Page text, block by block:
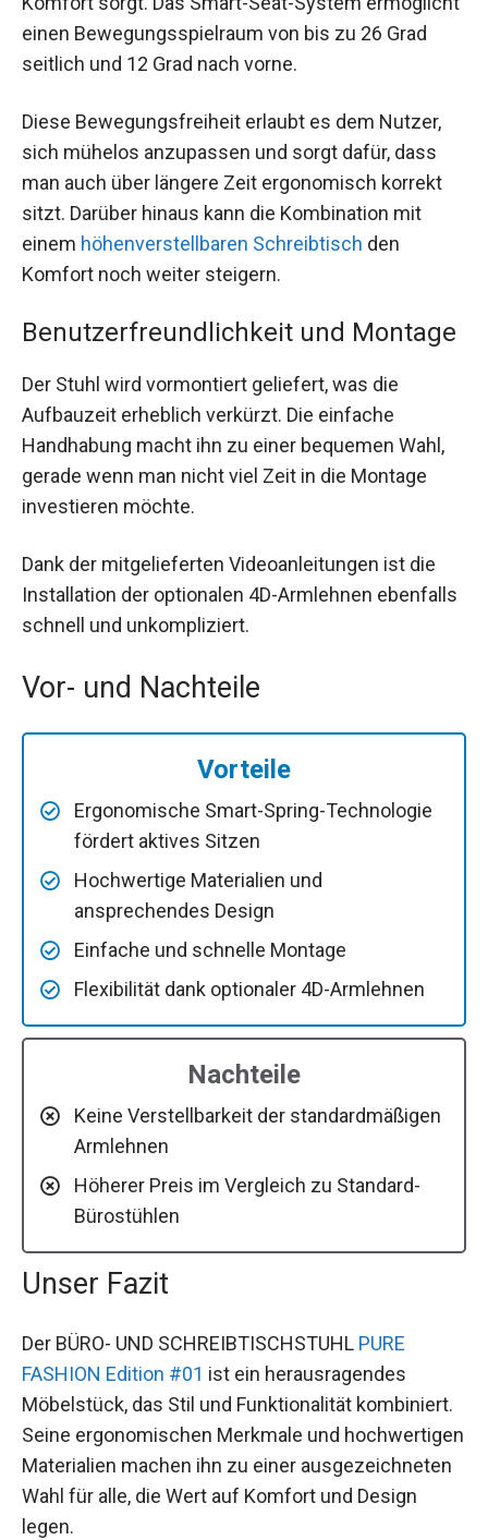
einen Bewegungsspielraum von bis zu 26 Grad
seitlich und 12 Grad nach vorne.
Diese Bewegungsfreiheit erlaubt es dem Nutzer,
sich mühelos anzupassen und sorgt dafür, dass
man auch über längere Zeit ergonomisch korrekt
sitzt. Darüber hinaus kann die Kombination mit
einem höhenverstellbaren Schreibtisch den
Komfort noch weiter steigern.
Benutzerfreundlichkeit und Montage
Der Stuhl wird vormontiert geliefert, was die
Aufbauzeit erheblich verkürzt. Die einfache
Handhabung macht ihn zu einer bequemen Wahl,
gerade wenn man nicht viel Zeit in die Montage
investieren möchte.
Dank der mitgelieferten Videoanleitungen ist die
Installation der optionalen 4D-Armlehnen ebenfalls
schnell und unkompliziert.
Vor- und Nachteile
Vorteile
Ergonomische Smart-Spring-Technologie
fördert aktives Sitzen
Hochwertige Materialien und
ansprechendes Design
Einfache und schnelle Montage
Flexibilität dank optionaler 4D-Armlehnen
Nachteile
Keine Verstellbarkeit der standardmäßigen
Armlehnen
Höherer Preis im Vergleich zu Standard-
Bürostühlen
Unser Fazit
Der BÜRO- UND SCHREIBTISCHSTUHL PURE
FASHION Edition #01 ist ein herausragendes
Möbelstück, das Stil und Funktionalität kombiniert.
Seine ergonomischen Merkmale und hochwertigen
Materialien machen ihn zu einer ausgezeichneten
Wahl für alle, die Wert auf Komfort und Design
legen.